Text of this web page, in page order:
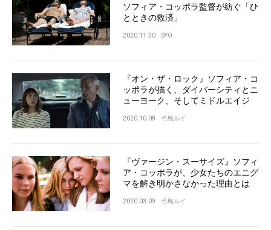
ソフィア・コッポラ監督が紡ぐ「ひ
とときの救済」
2020.11.30 SYO
『オン・ザ・ロック』ソフィア・コ
ッポラが描く、ダイバーシティとニ
ューヨーク、そしてミドルエイジ
2020.10.08 竹島ルイ
『ヴァージン・スーサイズ』ソフィ
ア・コッポラが、少女たちのエニグ
マを解き明かさなかった理由とは
2020.03.09 竹島ルイ